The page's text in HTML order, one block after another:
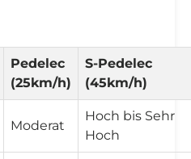
Pedelec
(25km/h)
S-Pedelec
(45km/h)
Moderat
Hoch bis Sehr
Hoch